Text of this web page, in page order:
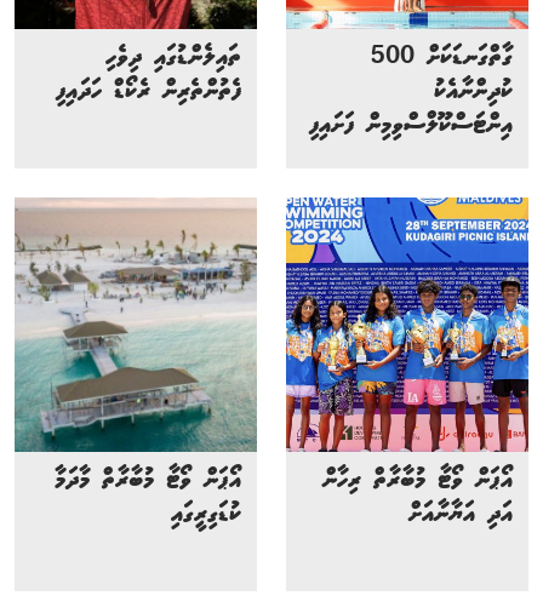
ގާތްގަނޑަކަށް 500
ކުދިންނާއެކު
އިންޓަސްކޫލްސްވިމިން ފަށައިފި
ތައިލެންޑުގައި ދިވެހި
ފެތުންތެރިން ރެކޯޑް ހަދައިފި
އޯޕަން ވޯޓާ މުބާރާތް ރިހާން
އަދި އަޔާނާއަށް
އޯޕަން ވޯޓާ މުބާރާތް މާދަމާ
ކުޑަގިރީގައި